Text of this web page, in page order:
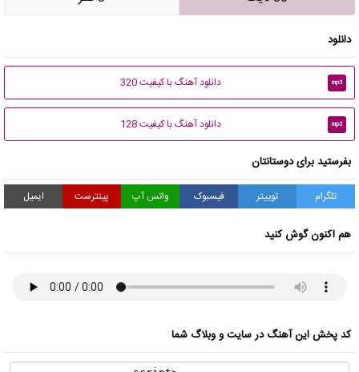
دانلود
mp3 دانلود آهنگ با کیفیت 320
mp3 دانلود آهنگ با کیفیت 128
بفرستید برای دوستانتان
تلگرام توییتر فیسبوک واتس آپ پینترست ایمیل
هم اکنون گوش کنید
کد پخش این آهنگ در سایت و وبلاگ شما